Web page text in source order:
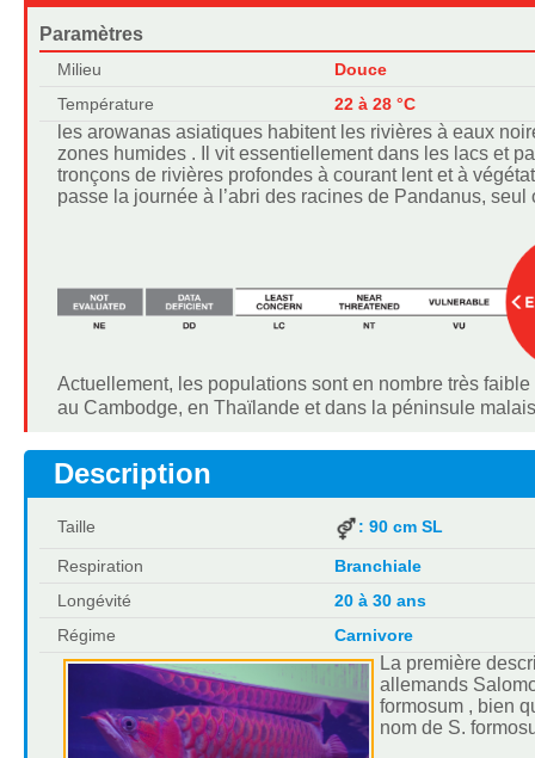
Paramètres
Milieu
Douce
Température
22 à 28 °C
les arowanas asiatiques habitent les rivières à eaux
zones humides . Il vit essentiellement dans les lacs et
tronçons de rivières profondes à courant lent et à
passe la journée à l’abri des racines de Pandanus, seul
Actuellement, les populations sont en nombre très
au Cambodge, en Thaïlande et dans la péninsule
Description
Taille : 90 cm SL
Respiration
Branchiale
Longévité
20 à 30 ans
Régime
Carnivore
La première
allemands
formosum , bien
nom de S.